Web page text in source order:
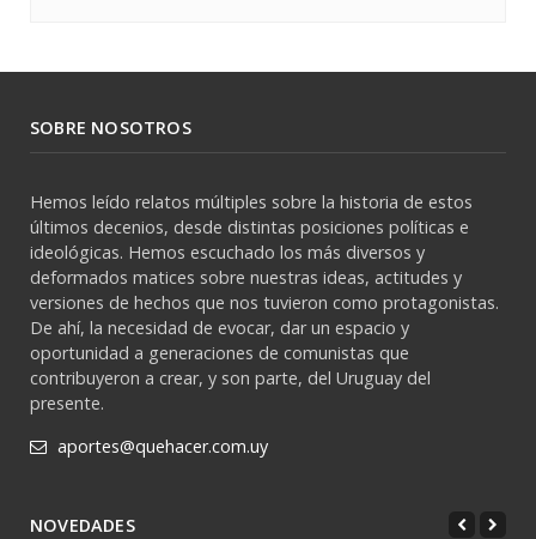
SOBRE NOSOTROS
Hemos leído relatos múltiples sobre la historia de estos
últimos decenios, desde distintas posiciones políticas e
ideológicas. Hemos escuchado los más diversos y
deformados matices sobre nuestras ideas, actitudes y
versiones de hechos que nos tuvieron como protagonistas.
De ahí, la necesidad de evocar, dar un espacio y
oportunidad a generaciones de comunistas que
contribuyeron a crear, y son parte, del Uruguay del
presente.
aportes@quehacer.com.uy
NOVEDADES